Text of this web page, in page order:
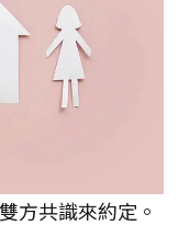
方共識來約定。